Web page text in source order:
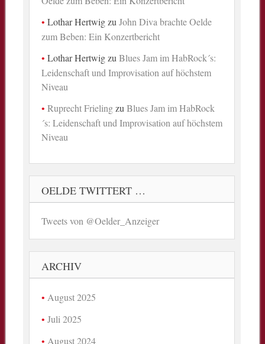
Lothar HertwigzuJohn Diva brachte Oelde
zum Beben: Ein Konzertbericht
Lothar HertwigzuBlues Jam im HabRock´s:
Leidenschaft und Improvisation auf höchstem
Niveau
Ruprecht FrielingzuBlues Jam im HabRock
´s: Leidenschaft und Improvisation auf höchstem
Niveau
OELDE TWITTERT …
Tweets von @Oelder_Anzeiger
ARCHIV
August 2025
Juli 2025
August 2024